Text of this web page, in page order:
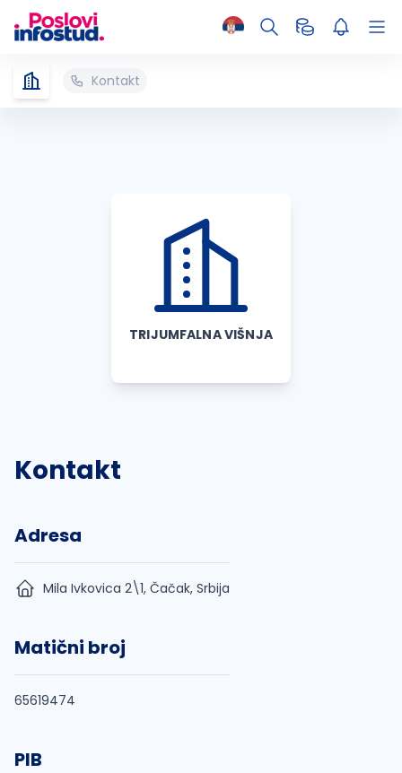
Kontakt
TRIJUMFALNA VIŠNJA
Kontakt
Adresa
Mila Ivkovica 2\1, Čačak, Srbija
Matični broj
65619474
PIB